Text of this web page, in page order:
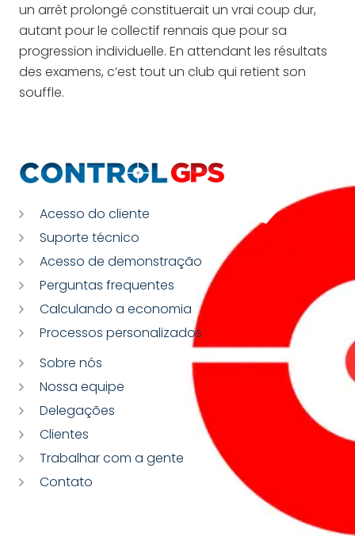
un arrêt prolongé constituerait un vrai coup dur,
autant pour le collectif rennais que pour sa
progression individuelle. En attendant les résultats
des examens, c’est tout un club qui retient son
souffle.
Acesso do cliente
Suporte técnico
Acesso de demonstração
Perguntas frequentes
Calculando a economia
Processos personalizados
Sobre nós
Nossa equipe
Delegações
Clientes
Trabalhar com a gente
Contato